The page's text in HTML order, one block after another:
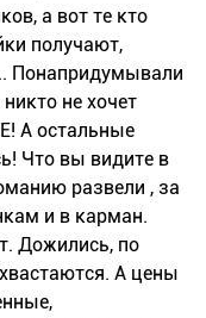
а вот те кто
получают,
Понапридумывали
не хочет
А остальные
Что вы видите в
развели , за
и в карман.
Дожились, по
А цены